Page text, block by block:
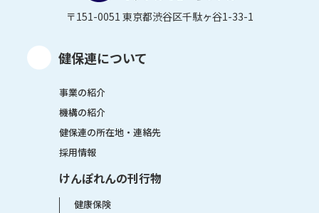
〒151-0051 東京都渋谷区千駄ヶ谷1-33-1
健保連について
事業の紹介
機構の紹介
健保連の所在地・連絡先
採用情報
けんぽれんの刊行物
健康保険